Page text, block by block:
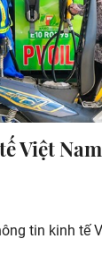
Việt
tin kinh tế